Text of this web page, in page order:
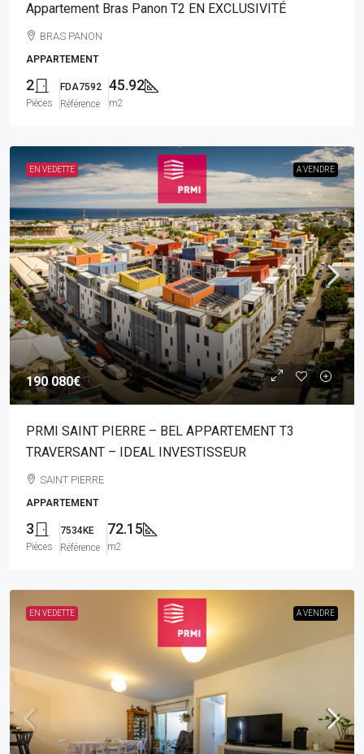
Appartement Bras Panon T2 EN EXCLUSIVITÉ
BRAS PANON
APPARTEMENT
2
Pièces
FDA7592
Référence
45.92
m2
EN VEDETTE A VENDRE
190 080€
PRMI SAINT PIERRE – BEL APPARTEMENT T3
TRAVERSANT – IDEAL INVESTISSEUR
SAINT PIERRE
APPARTEMENT
3
Pièces
7534KE
Référence
72.15
m2
EN VEDETTE A VENDRE